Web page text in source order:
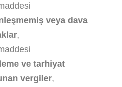
veya dava
,
ve tarhiyat
vergiler,